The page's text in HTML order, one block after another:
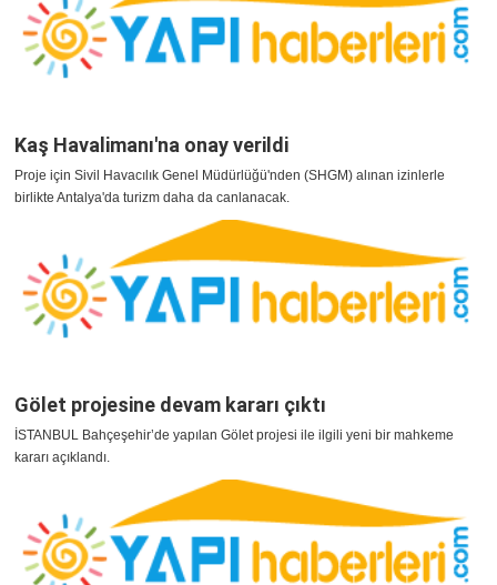
Kaş Havalimanı'na onay verildi
Proje için Sivil Havacılık Genel Müdürlüğü'nden (SHGM) alınan izinlerle
birlikte Antalya'da turizm daha da canlanacak.
Gölet projesine devam kararı çıktı
İSTANBUL Bahçeşehir’de yapılan Gölet projesi ile ilgili yeni bir mahkeme
kararı açıklandı.